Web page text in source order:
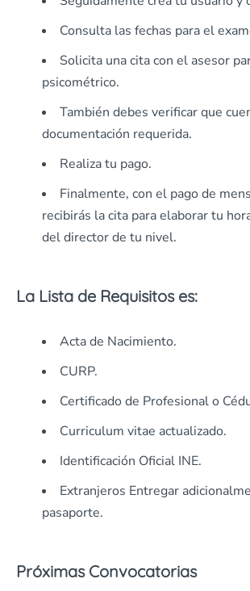
Consulta las fechas para el
Solicita una cita con el asesor
psicométrico.
También debes verificar que
documentación requerida.
Realiza tu pago.
Finalmente, con el pago de
recibirás la cita para elaborar tu
del director de tu nivel.
La Lista de Requisitos es:
Acta de Nacimiento.
CURP.
Certificado de Profesional o
Curriculum vitae actualizado.
Identificación Oficial INE.
Extranjeros Entregar
pasaporte.
Próximas Convocatorias